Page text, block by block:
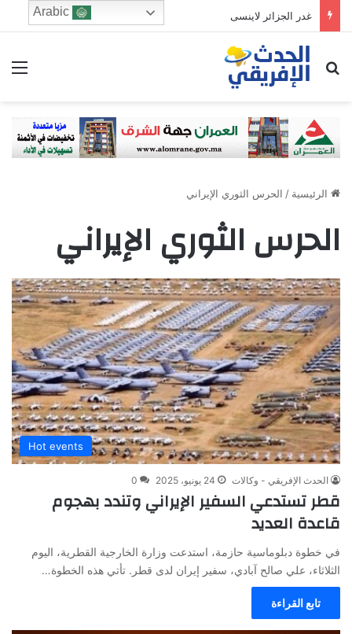
غدر الجزائر لاينسى
ابحث عن
الرئيسية / الحرس الثوري الإيراني
الحرس الثوري الإيراني
Hot events
الحدث الإفريقي - وكالات 24 يونيو، 2025 0
قطر تستدعي السفير الإيراني وتندد بهجوم
قاعدة العديد
في خطوة دبلوماسية حازمة، استدعت وزارة الخارجية القطرية، اليوم
الثلاثاء، علي صالح آبادي، سفير إيران لدى قطر. تأتي هذه الخطوة…
تابع القراءة
Arabic